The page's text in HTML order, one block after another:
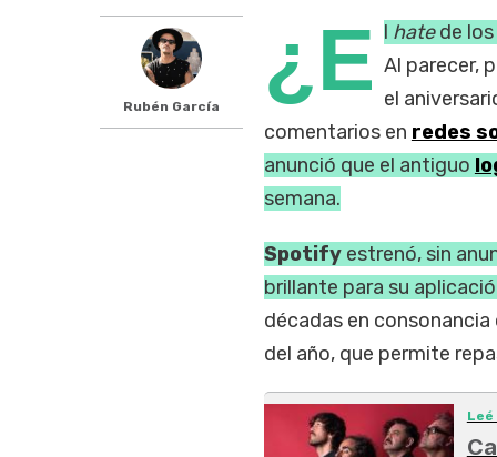
Rubén García ¿E l hatede los
Al parecer,
el
comentarios en redes
anunció que el antiguo
semana.
Spotify estrenó, sin
brillante para su
décadas en
del año, que permite